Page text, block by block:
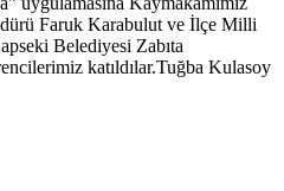
Faruk Karabulut ve İlçe Milli
Belediyesi Zabıta
katıldılar.Tuğba Kulasoy